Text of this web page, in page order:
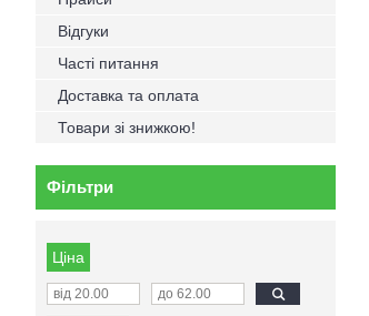
Відгуки
Часті питання
Доставка та оплата
Товари зі знижкою!
Фільтри
Ціна